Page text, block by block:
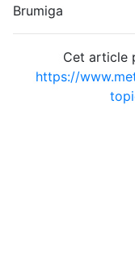
Brumiga
Cet article
https://